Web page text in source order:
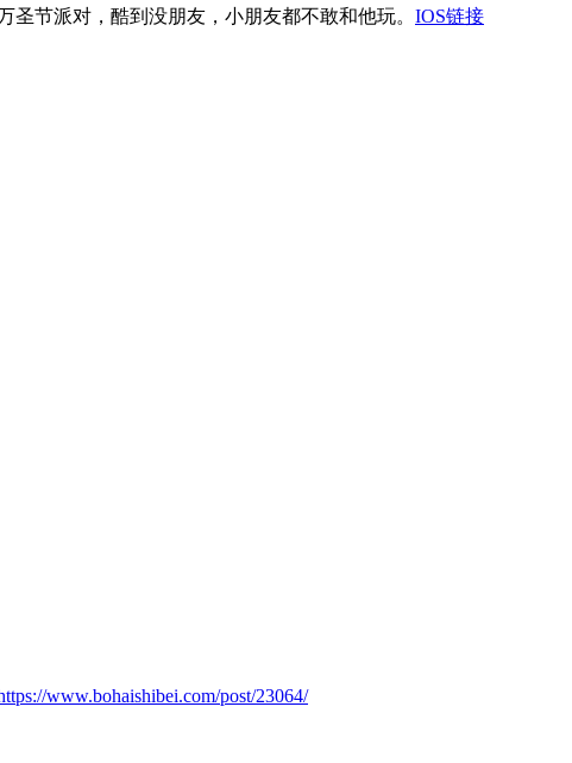
节派对，酷到没朋友，小朋友都不敢和他玩。 IOS链接
www.bohaishibei.com/post/23064/